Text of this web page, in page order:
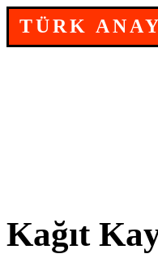
TÜRK
Kağıt